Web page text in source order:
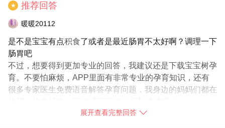
★ 推荐回答
暖暖20112
是不是宝宝有点积食了或者是最近肠胃不太好啊？调理一下
肠胃吧
不过，想要得到更加专业的回答，我建议还是下载宝宝树孕
育。不要怕麻烦，APP里面有非常专业的孕育知识，还有
很多专家医生免费语音解答孕育问题，我身边的妈妈们都在
展开查看完整回答